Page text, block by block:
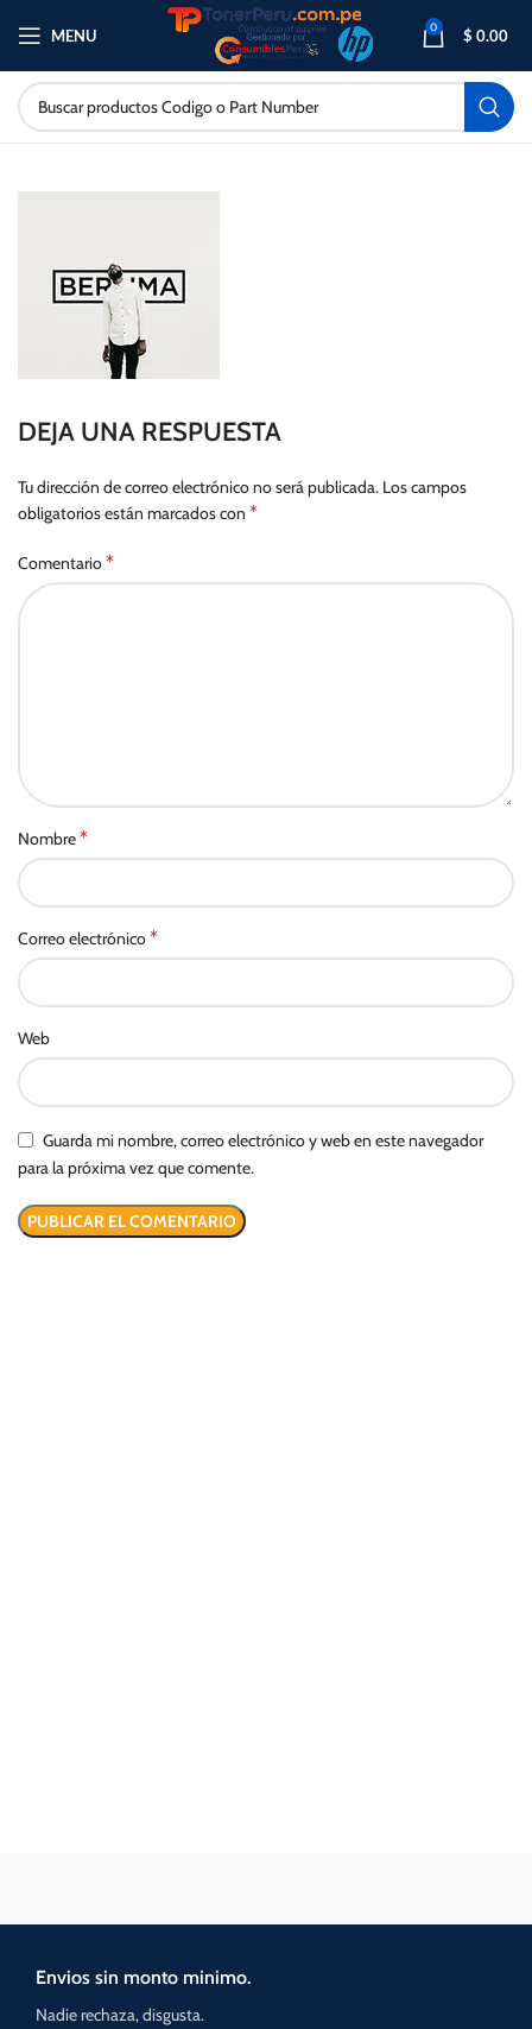
MENU 0 $ 0.00
DEJA UNA RESPUESTA
Tu dirección de correo electrónico no será publicada. Los campos
obligatorios están marcados con *
Comentario*
Nombre*
Correo electrónico*
Web
Guarda mi nombre, correo electrónico y web en este navegador
para la próxima vez que comente.
Envios sin monto minimo.
Nadie rechaza, disgusta.